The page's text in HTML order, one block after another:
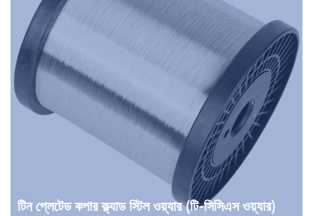
টিন প্লেটেড কপার ক্ল্যাড স্টিল ওয়্যার (টি-সিসিএস ওয়্যার)